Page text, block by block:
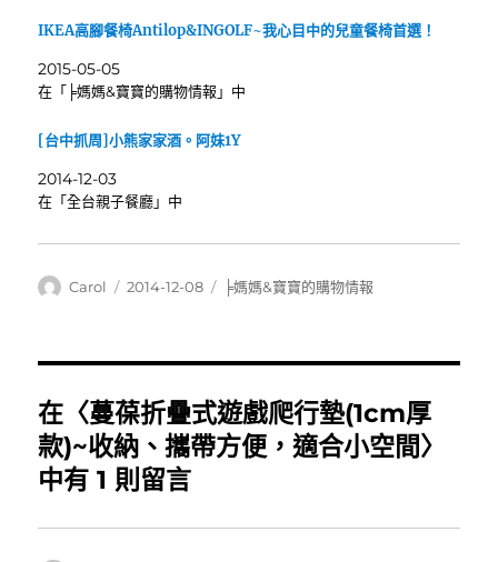
IKEA高腳餐椅Antilop&INGOLF~我心目中的兒童餐椅首選！
2015-05-05
在「╞媽媽&寶寶的購物情報」中
[台中抓周]小熊家家酒。阿妹1Y
2014-12-03
在「全台親子餐廳」中
作
Carol
發
2014-12-08
分
╞媽媽&寶寶的購物情報
在〈蔓葆折疊式遊戲爬行墊(1cm厚
款)~收納、攜帶方便，適合小空間〉
中有 1 則留言